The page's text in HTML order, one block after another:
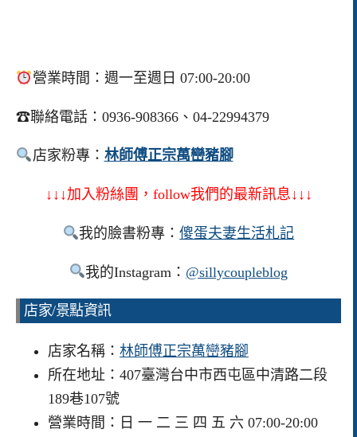
營業時間：週一至週日 07:00-20:00
☎聯絡電話：0936-908366、04-22994379
店家粉專： 林師傅正宗萬巒豬腳
↓↓↓加入粉絲團，follow我們的最新訊息↓↓↓
我的臉書粉專：傻蛋夫妻生活札記
我的Instagram： @sillycoupleblog
店家/景點資訊
店家名稱： 林師傅正宗萬巒豬腳
所在地址：407臺灣台中市西屯區中清路二段
189巷107號
營業時間：日 一 二 三 四 五 六 07:00-20:00